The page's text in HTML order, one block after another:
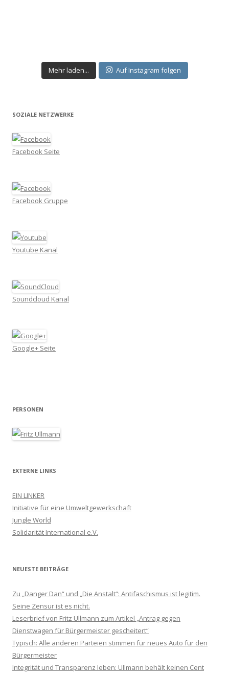
Mehr laden... Auf Instagram folgen
SOZIALE NETZWERKE
Facebook Seite
Facebook Gruppe
Youtube Kanal
Soundcloud Kanal
Google+ Seite
PERSONEN
EXTERNE LINKS
EIN LINKER
Initiative für eine Umweltgewerkschaft
Jungle World
Solidarität International e.V.
NEUESTE BEITRÄGE
Zu „Danger Dan“ und „Die Anstalt“: Antifaschismus ist legitim.
Seine Zensur ist es nicht.
Leserbrief von Fritz Ullmann zum Artikel „Antrag gegen
Dienstwagen für Bürgermeister gescheitert“
Typisch: Alle anderen Parteien stimmen für neues Auto für den
Bürgermeister
Integrität und Transparenz leben: Ullmann behält keinen Cent